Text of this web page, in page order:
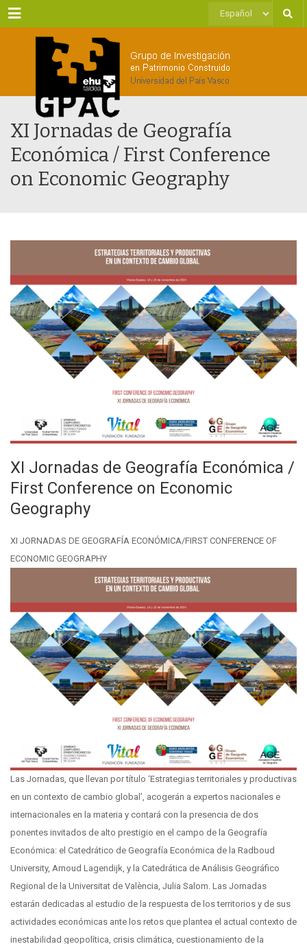
Menu Elegir
idioma
XI Jornadas de Geografía
Económica / First Conference
on Economic Geography
XI Jornadas de Geografía Económica /
First Conference on Economic
Geography
XI JORNADAS DE GEOGRAFÍA ECONÓMICA/FIRST CONFERENCE OF
ECONOMIC GEOGRAPHY
Las Jornadas, que llevan por título ‘Estrategias territoriales y productivas
en un contexto de cambio global’, acogerán a expertos nacionales e
internacionales en la materia y contará con la presencia de dos
ponentes invitados de alto prestigio en el campo de la Geografía
Económica: el Catedrático de Geografía Económica de la Radboud
University, Arnoud Lagendijk, y la Catedrática de Análisis Geográfico
Regional de la Universitat de València, Julia Salom. Las Jornadas
estarán dedicadas al estudio de la respuesta de los territorios y de sus
actividades económicas ante los retos que plantea el actual contexto de
inestabilidad geopolítica, crisis climática, cuestionamiento de la